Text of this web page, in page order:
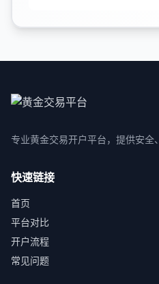
专业黄金交易开户平台，提供安全
快速链接
首页
平台对比
开户流程
常见问题